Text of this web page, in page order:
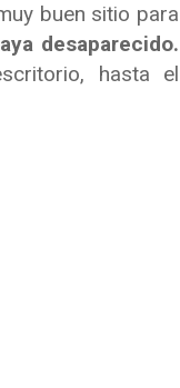
buen sitio para
desaparecido.
hasta el